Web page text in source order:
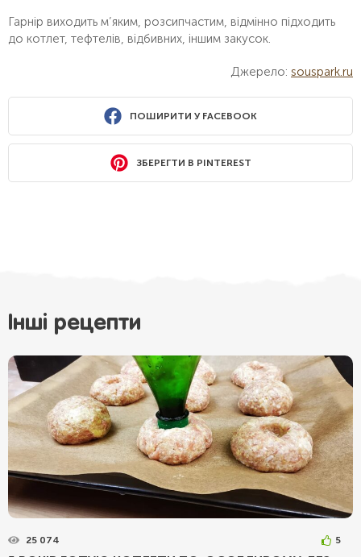
Гарнір виходить м’яким, розсипчастим, відмінно підходить
до котлет, тефтелів, відбивних, іншим закусок.
Джерело: souspark.ru
ПОШИРИТИ У FACEBOOK
ЗБЕРЕГТИ В PINTEREST
Інші рецепти
25 074 5